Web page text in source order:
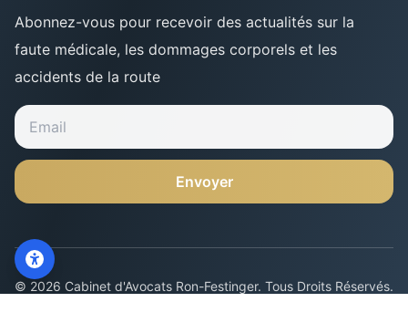
Abonnez-vous pour recevoir des actualités sur la
faute médicale, les dommages corporels et les
accidents de la route
Envoyer
© 2026 Cabinet d'Avocats Ron-Festinger. Tous Droits Réservés.